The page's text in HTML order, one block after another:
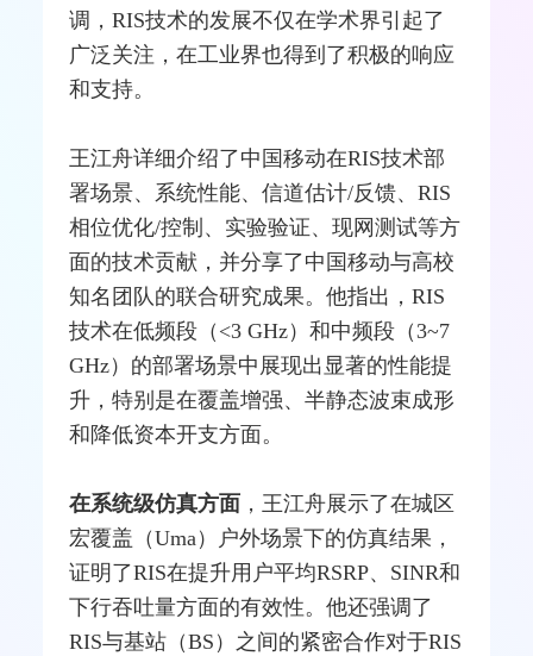
调，RIS技术的发展不仅在学术界引起了
广泛关注，在工业界也得到了积极的响应
和支持。
王江舟详细介绍了中国移动在RIS技术部
署场景、系统性能、信道估计/反馈、RIS
相位优化/控制、实验验证、现网测试等方
面的技术贡献，并分享了中国移动与高校
知名团队的联合研究成果。他指出，RIS
技术在低频段（<3 GHz）和中频段（3~7
GHz）的部署场景中展现出显著的性能提
升，特别是在覆盖增强、半静态波束成形
和降低资本开支方面。
在系统级仿真方面 ，王江舟展示了在城区
宏覆盖（Uma）户外场景下的仿真结果，
证明了RIS在提升用户平均RSRP、SINR和
下行吞吐量方面的有效性。他还强调了
RIS与基站 （BS）之间的紧密合作对于RIS